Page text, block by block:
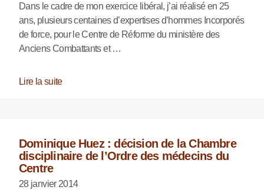
Dans le cadre de mon exercice libéral, j’ai réalisé en 25
ans, plusieurs centaines d’expertises d’hommes Incorporés
de force, pour le Centre de Réforme du ministère des
Anciens Combattants et …
Lire la suite
Dominique Huez : décision de la Chambre
disciplinaire de l’Ordre des médecins du
Centre
28 janvier 2014